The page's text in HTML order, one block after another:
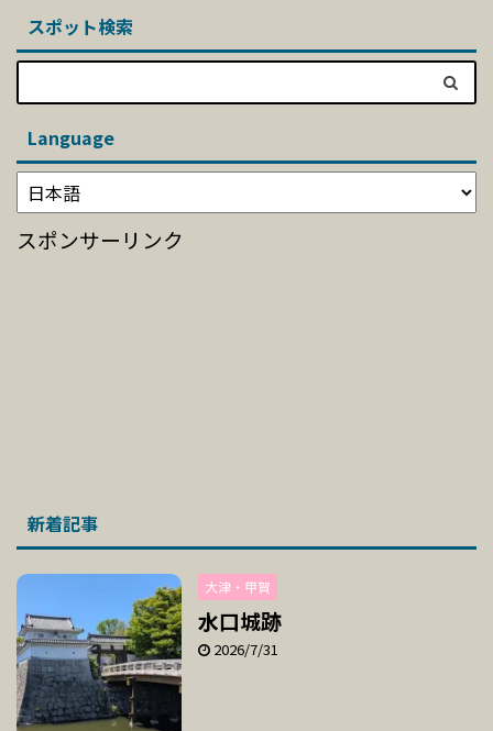
スポット検索
Language
スポンサーリンク
新着記事
大津・甲賀
水口城跡
2026/7/31